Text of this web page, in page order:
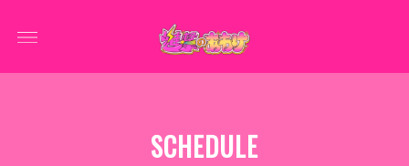
SCHEDULE